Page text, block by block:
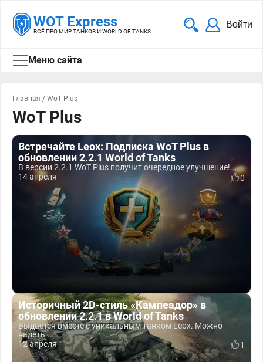
WOT Express
ВСЁ ПРО МИР ТАНКОВ И WORLD OF TANKS
Войти
Меню сайта
Главная / WoT Plus
WoT Plus
Встречайте Leox: Подписка WoT Plus в
обновлении 2.2.1 World of Tanks
В версии 2.2.1 WoT Plus получит очередное улучшение!...
14 апреля
0
Историчный 2D-стиль «Кампеадор» в
обновлении 2.2.1 в World of Tanks
Выдаётся вместе с уникальным танком Leox. Можно
надеть...
12 апреля
1